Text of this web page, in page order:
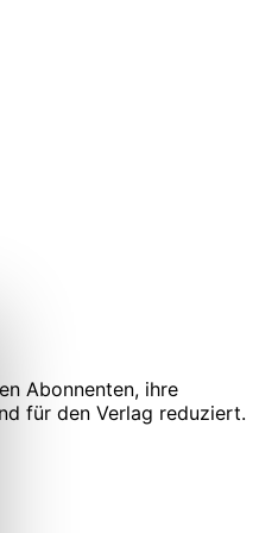
Abonnenten, ihre
für den Verlag reduziert.